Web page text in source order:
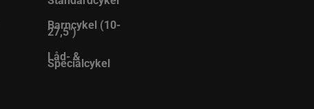
Barncykel (10-
27,5″)
Låd- &
Specialcykel